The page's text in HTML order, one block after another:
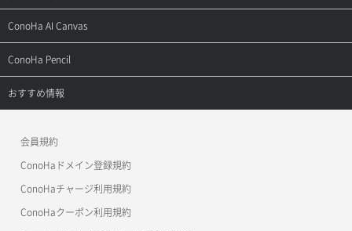
お問い合わせ
お乗り換えガイド
よくある質問
APIドキュメントVPS2.0
APIドキュメントVPS3.0
ご利用ガイド
APIドキュメントVPS2.0
APIドキュメントVPS3.0
サポートトップ
ご利用ガイド
ConoHa AI Canvas
サポートトップ
ご利用ガイド
ConoHa Pencil
サポートトップ
おすすめ情報
美雲このは徹底ガイド
会員規約
ConoHaドメイン登録規約
ConoHaチャージ利用規約
ConoHaクーポン利用規約